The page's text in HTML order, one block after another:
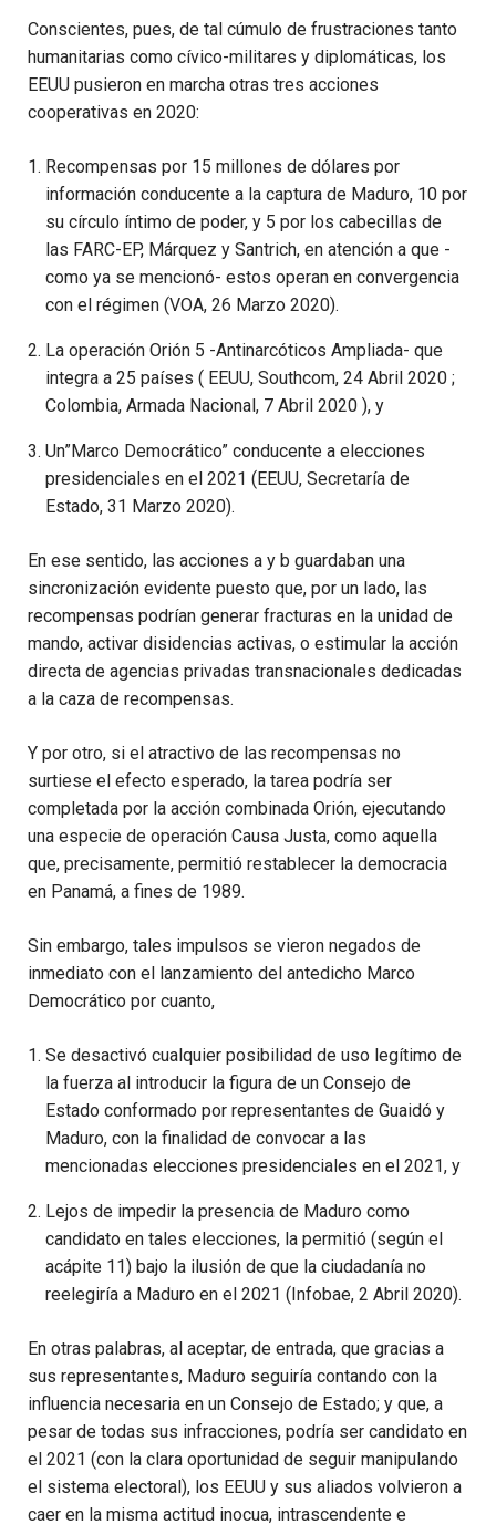
Conscientes, pues, de tal cúmulo de frustraciones tanto
humanitarias como cívico-militares y diplomáticas, los
EEUU pusieron en marcha otras tres acciones
cooperativas en 2020:
Recompensas por 15 millones de dólares por
información conducente a la captura de Maduro, 10 por
su círculo íntimo de poder, y 5 por los cabecillas de
las FARC-EP, Márquez y Santrich, en atención a que -
como ya se mencionó- estos operan en convergencia
con el régimen (VOA, 26 Marzo 2020).
La operación Orión 5 -Antinarcóticos Ampliada- que
integra a 25 países ( EEUU, Southcom, 24 Abril 2020 ;
Colombia, Armada Nacional, 7 Abril 2020 ), y
Un”Marco Democrático” conducente a elecciones
presidenciales en el 2021 (EEUU, Secretaría de
Estado, 31 Marzo 2020).
En ese sentido, las acciones a y b guardaban una
sincronización evidente puesto que, por un lado, las
recompensas podrían generar fracturas en la unidad de
mando, activar disidencias activas, o estimular la acción
directa de agencias privadas transnacionales dedicadas
a la caza de recompensas.
Y por otro, si el atractivo de las recompensas no
surtiese el efecto esperado, la tarea podría ser
completada por la acción combinada Orión, ejecutando
una especie de operación Causa Justa, como aquella
que, precisamente, permitió restablecer la democracia
en Panamá, a fines de 1989.
Sin embargo, tales impulsos se vieron negados de
inmediato con el lanzamiento del antedicho Marco
Democrático por cuanto,
Se desactivó cualquier posibilidad de uso legítimo de
la fuerza al introducir la figura de un Consejo de
Estado conformado por representantes de Guaidó y
Maduro, con la finalidad de convocar a las
mencionadas elecciones presidenciales en el 2021, y
Lejos de impedir la presencia de Maduro como
candidato en tales elecciones, la permitió (según el
acápite 11) bajo la ilusión de que la ciudadanía no
reelegiría a Maduro en el 2021 (Infobae, 2 Abril 2020).
En otras palabras, al aceptar, de entrada, que gracias a
sus representantes, Maduro seguiría contando con la
influencia necesaria en un Consejo de Estado; y que, a
pesar de todas sus infracciones, podría ser candidato en
el 2021 (con la clara oportunidad de seguir manipulando
el sistema electoral), los EEUU y sus aliados volvieron a
caer en la misma actitud inocua, intrascendente e